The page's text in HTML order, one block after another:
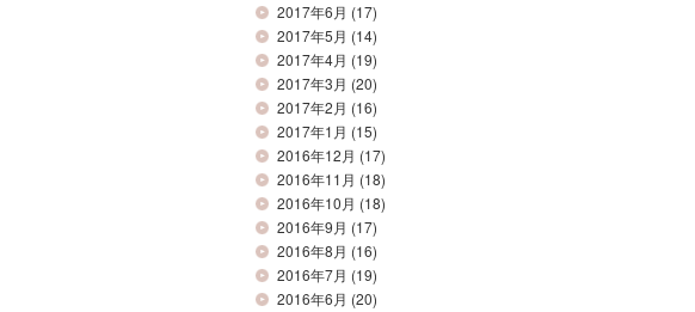
2017年6月 (17)
2017年5月 (14)
2017年4月 (19)
2017年3月 (20)
2017年2月 (16)
2017年1月 (15)
2016年12月 (17)
2016年11月 (18)
2016年10月 (18)
2016年9月 (17)
2016年8月 (16)
2016年7月 (19)
2016年6月 (20)